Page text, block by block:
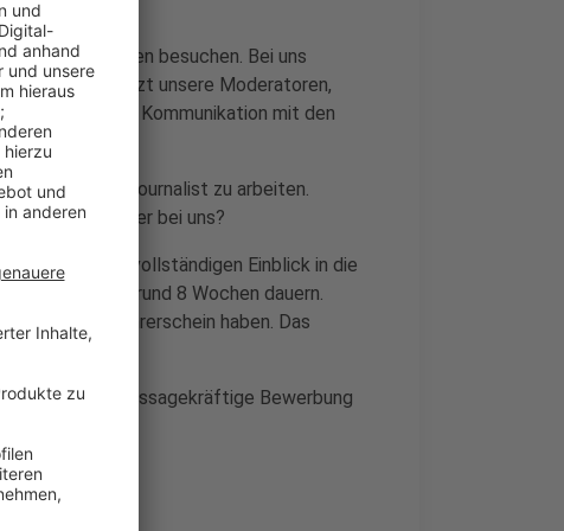
besuchen. Bei uns
Ihr unterstützt unsere Moderatoren,
Auch die Kommunikation mit den
einmal als Journalist zu arbeiten.
freier Mitarbeiter bei uns?
und einen vollständigen Einblick in die
das Praktikum rund 8 Wochen dauern.
und einen Führerschein haben. Das
uns Deine aussagekräftige Bewerbung